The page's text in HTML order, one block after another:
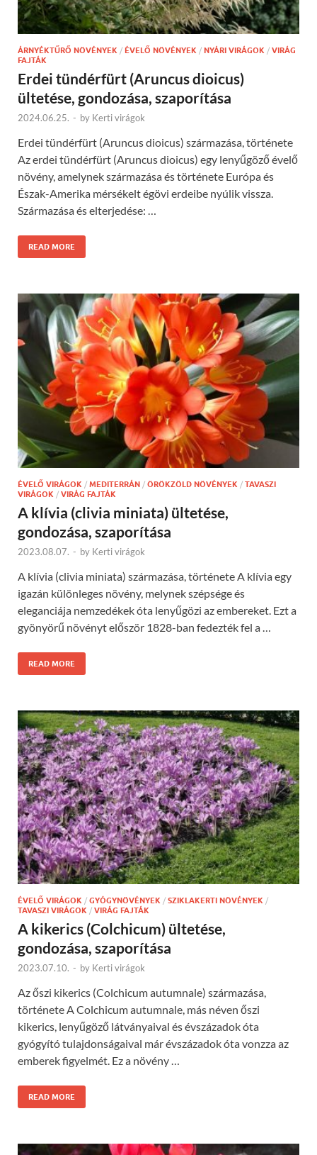
ÁRNYÉKTŰRŐ NÖVÉNYEK / ÉVELŐ NÖVÉNYEK / NYÁRI VIRÁGOK / VIRÁG
FAJTÁK
Erdei tündérfürt (Aruncus dioicus)
ültetése, gondozása, szaporítása
2024.06.25. - by Kerti virágok
Erdei tündérfürt (Aruncus dioicus) származása, története
Az erdei tündérfürt (Aruncus dioicus) egy lenyűgöző évelő
növény, amelynek származása és története Európa és
Észak-Amerika mérsékelt égövi erdeibe nyúlik vissza.
Származása és elterjedése: …
READ MORE
ÉVELŐ VIRÁGOK / MEDITERRÁN / ÖRÖKZÖLD NÖVÉNYEK / TAVASZI
VIRÁGOK / VIRÁG FAJTÁK
A klívia (clivia miniata) ültetése,
gondozása, szaporítása
2023.08.07. - by Kerti virágok
A klívia (clivia miniata) származása, története A klívia egy
igazán különleges növény, melynek szépsége és
eleganciája nemzedékek óta lenyűgözi az embereket. Ezt a
gyönyörű növényt először 1828-ban fedezték fel a …
READ MORE
ÉVELŐ VIRÁGOK / GYÓGYNÖVÉNYEK / SZIKLAKERTI NÖVÉNYEK /
TAVASZI VIRÁGOK / VIRÁG FAJTÁK
A kikerics (Colchicum) ültetése,
gondozása, szaporítása
2023.07.10. - by Kerti virágok
Az őszi kikerics (Colchicum autumnale) származása,
története A Colchicum autumnale, más néven őszi
kikerics, lenyűgöző látványaival és évszázadok óta
gyógyító tulajdonságaival már évszázadok óta vonzza az
emberek figyelmét. Ez a növény …
READ MORE